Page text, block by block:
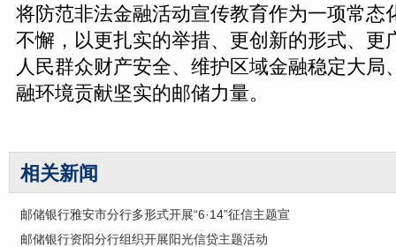
将防范非法金融活动宣传教育作为一项常态
不懈，以更扎实的举措、更创新的形式、更
人民群众财产安全、维护区域金融稳定大局
融环境贡献坚实的邮储力量。
相关新闻
邮储银行雅安市分行多形式开展“6·14”征信主题宣
邮储银行资阳分行组织开展阳光信贷主题活动